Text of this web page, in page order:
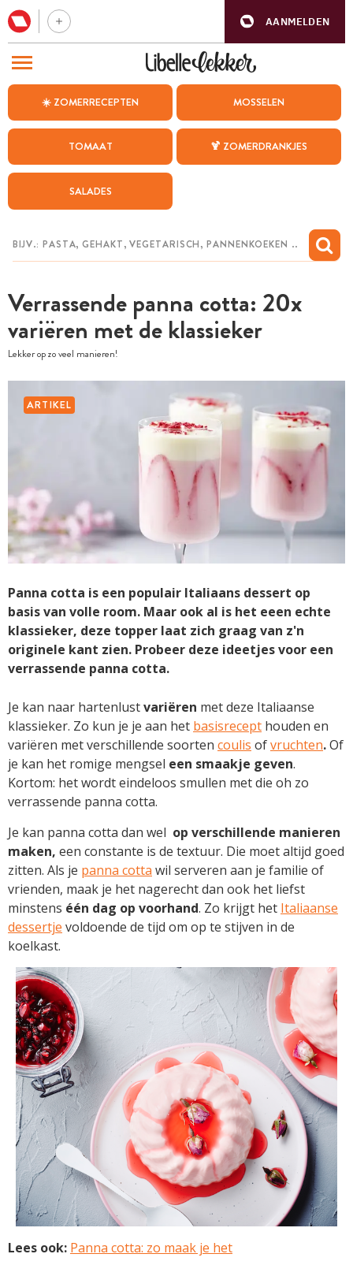
AANMELDEN
☀️ ZOMERRECEPTEN MOSSELEN
TOMAAT 🍹 ZOMERDRANKJES
SALADES
Verrassende panna cotta: 20x
variëren met de klassieker
Lekker op zo veel manieren!
ARTIKEL
Panna cotta is een populair Italiaans dessert op
basis van volle room. Maar ook al is het eeen echte
klassieker, deze topper laat zich graag van z'n
originele kant zien. Probeer deze ideetjes voor een
verrassende panna cotta.
Je kan naar hartenlustvariëren met deze Italiaanse
klassieker. Zo kun je je aan het basisrecept houden en
variëren met verschillende soorten coulis ofvruchten.Of
je kan het romige mengsel een smaakje geven.
Kortom: het wordt eindeloos smullen met die oh zo
verrassende panna cotta.
Je kan panna cotta dan wel op verschillende manieren
maken, een constante is de textuur. Die moet altijd goed
zitten. Als je panna cotta wil serveren aan je familie of
vrienden, maak je het nagerecht dan ook het liefst
minstens één dag op voorhand. Zo krijgt het Italiaanse
dessertje voldoende de tijd om op te stijven in de
koelkast.
Lees ook: Panna cotta: zo maak je het
BEZOEK ONZE ANDERE WEBSITES
WEEKMENU
CHAT MET MAIA
MIJN BEWAARDE RECEPTEN